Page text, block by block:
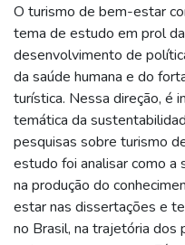
O turismo de bem-estar
tema de estudo em prol
desenvolvimento de
da saúde humana e do
turística. Nessa direção, é
temática da
pesquisas sobre turismo
estudo foi analisar como
na produção do
estar nas dissertações e
no Brasil, na trajetória dos